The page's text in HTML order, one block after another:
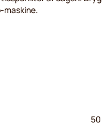
maskine.
50